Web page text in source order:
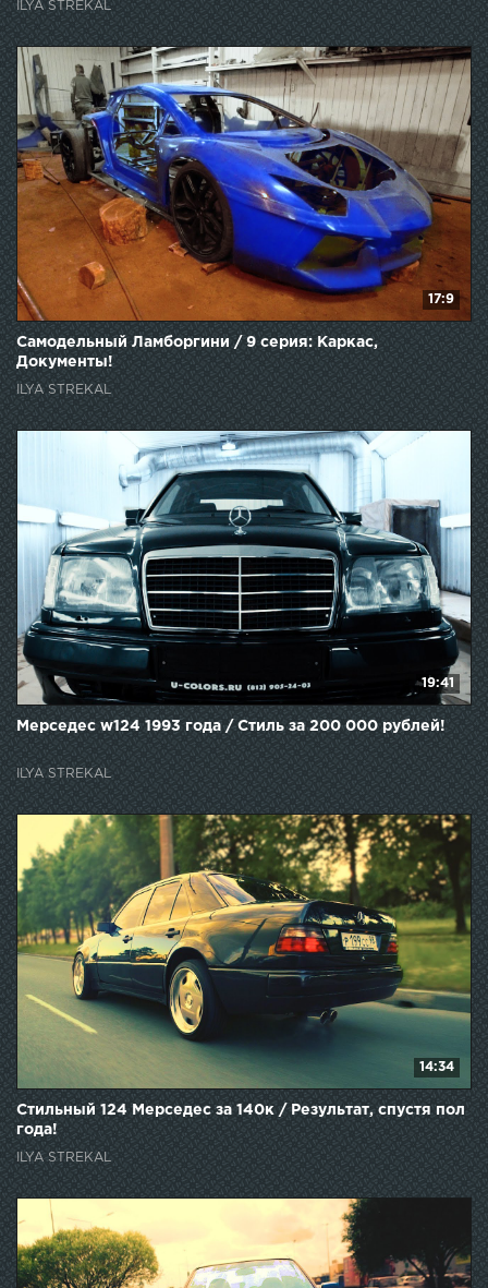
ILYA STREKAL
17:9
Самодельный Ламборгини / 9 серия: Каркас,
Документы!
ILYA STREKAL
19:41
Мерседес w124 1993 года / Стиль за 200 000 рублей!
ILYA STREKAL
14:34
Стильный 124 Мерседес за 140к / Результат, спустя пол
года!
ILYA STREKAL